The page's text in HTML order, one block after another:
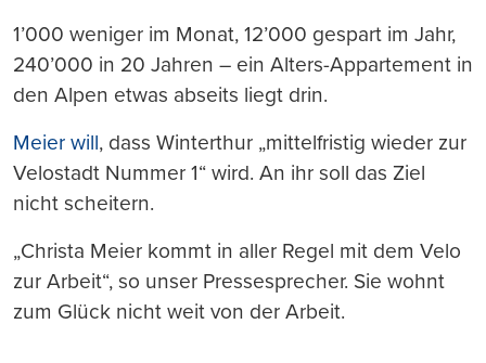
1’000 weniger im Monat, 12’000 gespart im Jahr,
240’000 in 20 Jahren – ein Alters-Appartement in
den Alpen etwas abseits liegt drin.
Meier will, dass Winterthur „mittelfristig wieder zur
Velostadt Nummer 1“ wird. An ihr soll das Ziel
nicht scheitern.
„Christa Meier kommt in aller Regel mit dem Velo
zur Arbeit“, so unser Pressesprecher. Sie wohnt
zum Glück nicht weit von der Arbeit.